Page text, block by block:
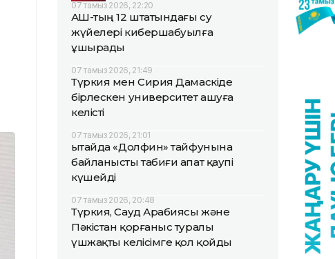
07 тамыз 2026, 22:20
АҚШ-тың 12 штатындағы су
жүйелері кибершабуылға
ұшырады
07 тамыз 2026, 21:49
Түркия мен Сирия Дамаскіде
бірлескен университет ашуға
келісті
07 тамыз 2026, 21:01
Қытайда «Долфин» тайфунына
байланысты табиғи апат қаупі
күшейді
07 тамыз 2026, 20:48
Түркия, Сауд Арабиясы және
Пәкістан қорғаныс туралы
үшжақты келісімге қол қойды